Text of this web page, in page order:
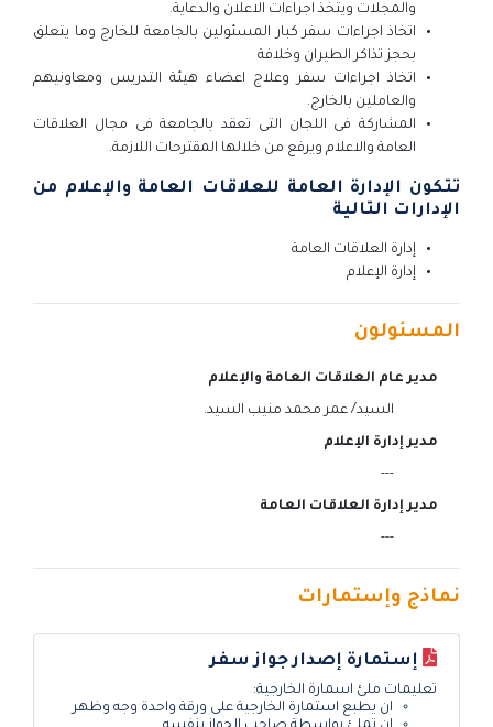
والمجلات ويتخذ اجراءات الاعلان والدعاية.
اتخاذ اجراءات سفر كبار المسئولين بالجامعة للخارج وما يتعلق
بحجز تذاكر الطيران وخلافة
اتخاذ اجراءات سفر وعلاج اعضاء هيئة التدريس ومعاونيهم
والعاملين بالخارج.
المشاركة فى اللجان التى تعقد بالجامعة فى مجال العلاقات
العامة والاعلام ويرفع من خلالها المقترحات اللازمة.
تتكون الإدارة العامة للعلاقات العامة والإعلام من
الإدارات التالية
إدارة العلاقات العامة
إدارة الإعلام
المسئولون
مدير عام العلاقات العامة والإعلام
السيد/ عمر محمد منيب السيد.
مدير إدارة الإعلام
---
مدير إدارة العلاقات العامة
---
نماذج وإستمارات
إستمارة إصدار جواز سفر
تعليمات ملئ اسمارة الخارجية:
ان يطبع استمارة الخارجية على ورقة واحدة وجه وظهر